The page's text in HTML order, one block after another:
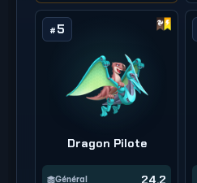
# 5
Dragon Pilote
Général 24,2